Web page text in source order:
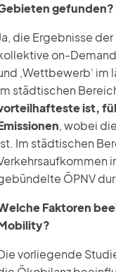
gefunden?
die Ergebnisse
on-
‚Wettbewerb‘
städtischen
ist,
, wobei
Im städtischen
ÖPNV
Faktoren
vorliegende